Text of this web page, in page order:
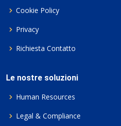
Cookie Policy
Privacy
Richiesta Contatto
Le nostre soluzioni
Human Resources
Legal & Compliance